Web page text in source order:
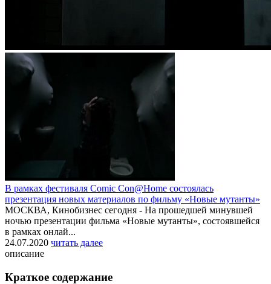
В рамках фестиваля Comic Con@Home состоялась
презентация новых материалов по фильму «Новые мутанты»
МОСКВА, Кинобизнес сегодня - На прошедшей минувшей
ночью презентации фильма «Новые мутанты», состоявшейся
в рамках онлай...
24.07.2020 читать далее
описание
Краткое содержание